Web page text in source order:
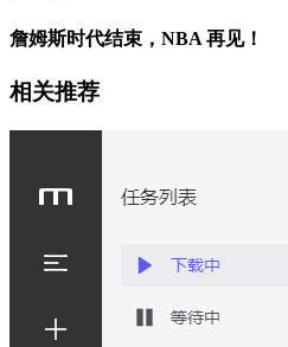
詹姆斯时代结束，NBA 再见！
相关推荐